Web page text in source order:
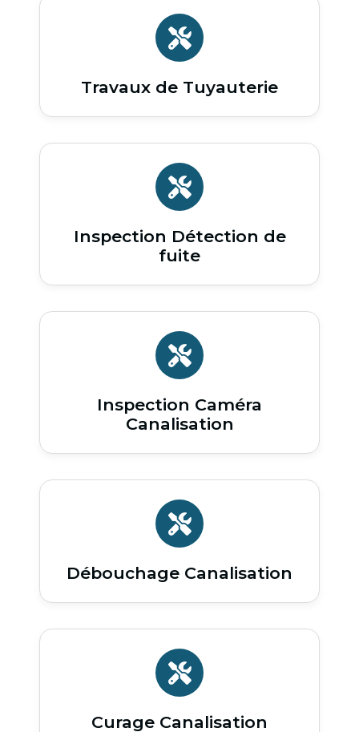
Travaux de Tuyauterie
Inspection Détection de
fuite
Inspection Caméra
Canalisation
Débouchage Canalisation
Curage Canalisation